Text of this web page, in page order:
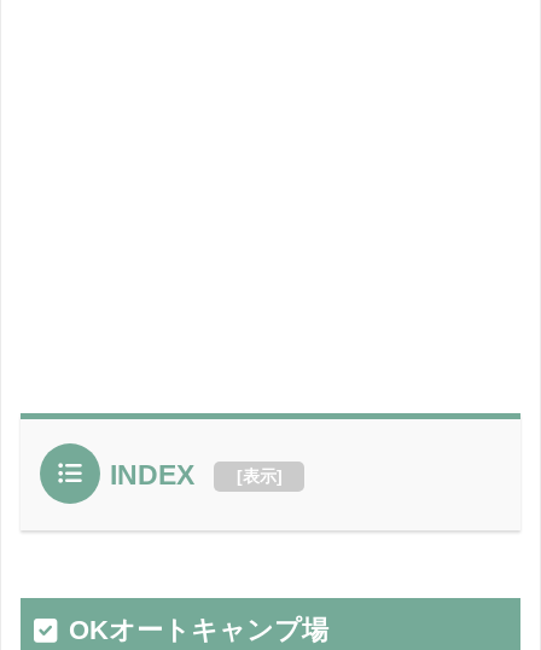
INDEX [表示]
OKオートキャンプ場